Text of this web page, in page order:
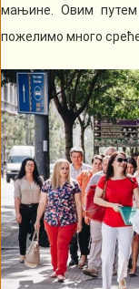
мањине. Овим
пожелимо много